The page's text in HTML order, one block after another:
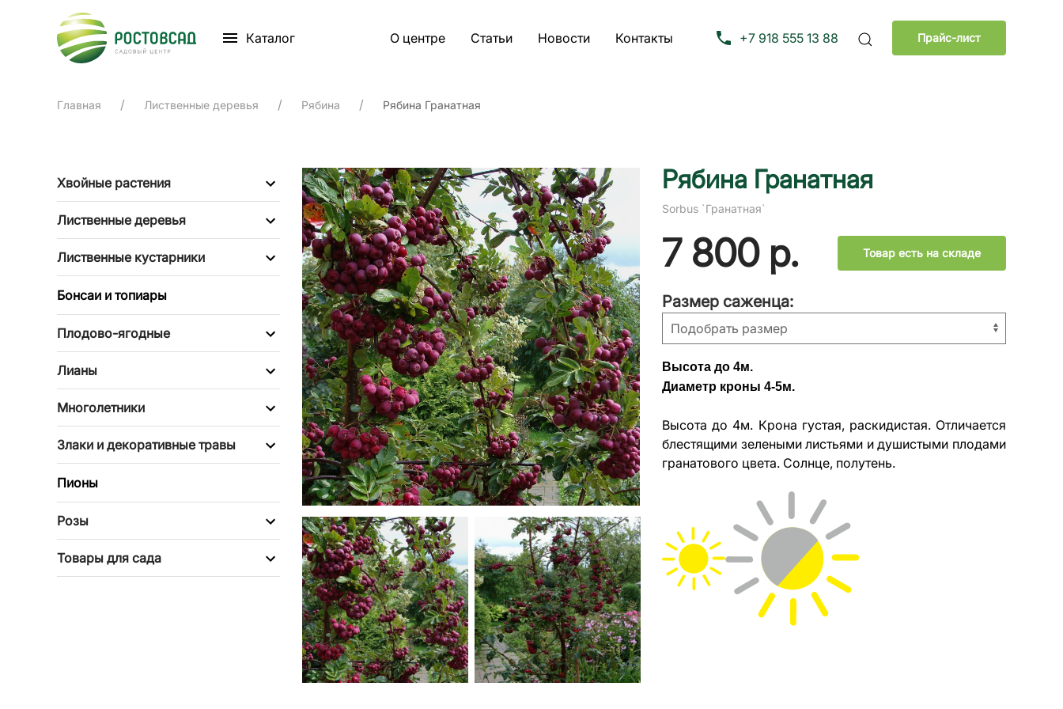
Каталог О центре Статьи Новости Контакты +7 918 555 13 88 Прайс-лист
Главная Лиственные деревья Рябина Рябина Гранатная
Хвойные растения
Лиственные деревья
Лиственные кустарники
Бонсаи и топиары
Плодово-ягодные
Лианы
Многолетники
Злаки и декоративные травы
Пионы
Розы
Товары для сада
Рябина Гранатная
Sorbus `Гранатная`
7 800р. Товар есть на складе
Размер саженца:
Высота до 4м.
Диаметр кроны 4-5м.
Высота до 4м. Крона густая, раскидистая. Отличается
блестящими зелеными листьями и душистыми плодами
гранатового цвета. Солнце, полутень.